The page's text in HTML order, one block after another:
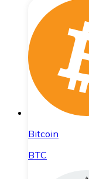
Bitcoin
BTC